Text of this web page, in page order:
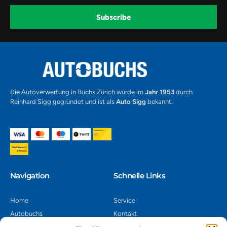
o
r
m
1
e
Subscribe
Die Autoverwertung in Buchs Zürich wurde im Jahr 1953durch
Reinhard Sigg gegründet und ist als Auto Sigg bekannt.
Navigation​
Home
Autobuchs
Schnelle Links
Service
Kontakt